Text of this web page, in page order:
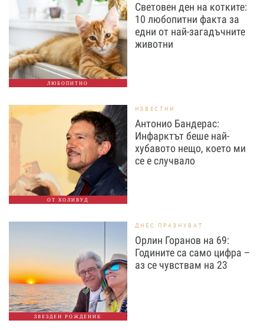
ЛЮБОПИТНО
Световен ден на котките:
10 любопитни факта за
едни от най-загадъчните
животни
ОТ ХОЛИВУД
ИЗВЕСТНИ
Антонио Бандерас:
Инфарктът беше най-
хубавото нещо, което ми
се е случвало
ЗВЕЗДЕН РОЖДЕНИК
ДНЕС ПРАЗНУВАТ
Орлин Горанов на 69:
Годините са само цифра –
аз се чувствам на 23